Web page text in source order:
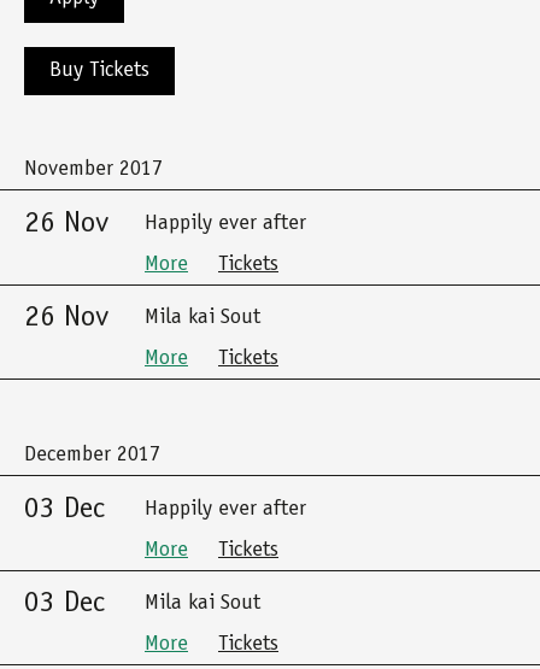
Buy Tickets
November 2017
26 Nov
Happily ever after
More
Tickets
26 Nov
Mila kai Sout
More
Tickets
December 2017
03 Dec
Happily ever after
More
Tickets
03 Dec
Mila kai Sout
More
Tickets